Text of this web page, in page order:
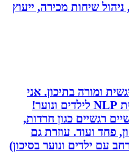
שיחות מכירה, ייעוץ
בתיכון. אני
מתמחה בטיפול רגשי בשיטת NLP לילדים ונוער!
כגון חרדות,
ועוד. עוזרת גם
ילדים ונוער בסיכון)